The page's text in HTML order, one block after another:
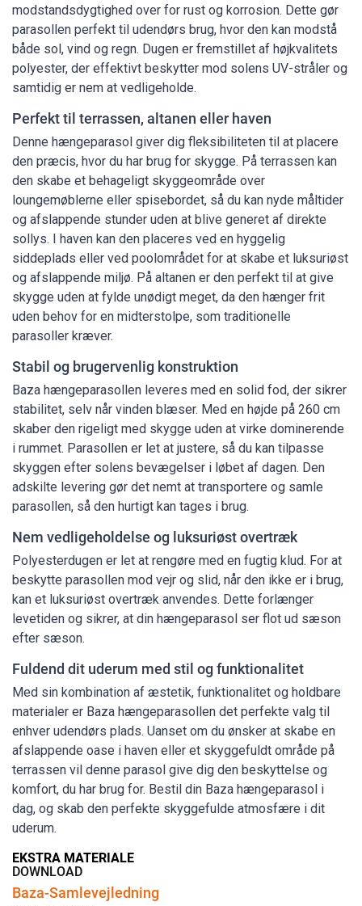
modstandsdygtighed over for rust og korrosion. Dette gør
parasollen perfekt til udendørs brug, hvor den kan modstå
både sol, vind og regn. Dugen er fremstillet af højkvalitets
polyester, der effektivt beskytter mod solens UV-stråler og
samtidig er nem at vedligeholde.
Perfekt til terrassen, altanen eller haven
Denne hængeparasol giver dig fleksibiliteten til at placere
den præcis, hvor du har brug for skygge. På terrassen kan
den skabe et behageligt skyggeområde over
loungemøblerne eller spisebordet, så du kan nyde måltider
og afslappende stunder uden at blive generet af direkte
sollys. I haven kan den placeres ved en hyggelig
siddeplads eller ved poolområdet for at skabe et luksuriøst
og afslappende miljø. På altanen er den perfekt til at give
skygge uden at fylde unødigt meget, da den hænger frit
uden behov for en midterstolpe, som traditionelle
parasoller kræver.
Stabil og brugervenlig konstruktion
Baza hængeparasollen leveres med en solid fod, der sikrer
stabilitet, selv når vinden blæser. Med en højde på 260 cm
skaber den rigeligt med skygge uden at virke dominerende
i rummet. Parasollen er let at justere, så du kan tilpasse
skyggen efter solens bevægelser i løbet af dagen. Den
adskilte levering gør det nemt at transportere og samle
parasollen, så den hurtigt kan tages i brug.
Nem vedligeholdelse og luksuriøst overtræk
Polyesterdugen er let at rengøre med en fugtig klud. For at
beskytte parasollen mod vejr og slid, når den ikke er i brug,
kan et luksuriøst overtræk anvendes. Dette forlænger
levetiden og sikrer, at din hængeparasol ser flot ud sæson
efter sæson.
Fuldend dit uderum med stil og funktionalitet
Med sin kombination af æstetik, funktionalitet og holdbare
materialer er Baza hængeparasollen det perfekte valg til
enhver udendørs plads. Uanset om du ønsker at skabe en
afslappende oase i haven eller et skyggefuldt område på
terrassen vil denne parasol give dig den beskyttelse og
komfort, du har brug for. Bestil din Baza hængeparasol i
dag, og skab den perfekte skyggefulde atmosfære i dit
uderum.
EKSTRA MATERIALE
DOWNLOAD
Baza-Samlevejledning